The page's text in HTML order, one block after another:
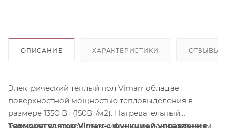
ОПИСАНИЕ ХАРАКТЕРИСТИКИ ОТЗЫВЫ
Электрический теплый пол Vimarr обладает
поверхностной мощностью тепловыделения в
размере 1350 Вт (150Вт/м2). Нагревательный
материал оснащен двухжильным экранированным
Терморегулятор Vimarr с функцией управления